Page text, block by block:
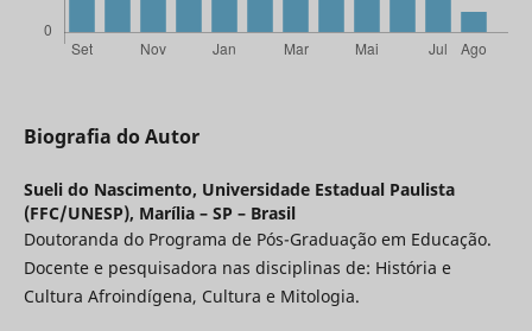
Biografia do Autor
Sueli do Nascimento, Universidade Estadual Paulista
(FFC/UNESP), Marília – SP – Brasil
Doutoranda do Programa de Pós-Graduação em Educação.
Docente e pesquisadora nas disciplinas de: História e
Cultura Afroindígena, Cultura e Mitologia.